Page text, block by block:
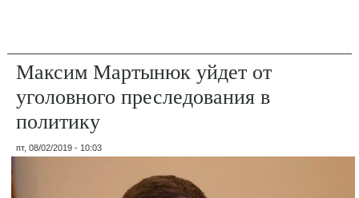
Максим Мартынюк уйдет от
уголовного преследования в
политику
пт, 08/02/2019 - 10:03